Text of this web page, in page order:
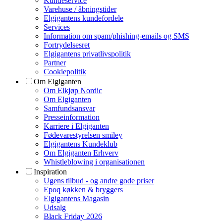
Varehuse / åbningstider
Elgigantens kundefordele
Services
Information om spam/phishing-emails og SMS
Fortrydelsesret
Elgigantens privatlivspolitik
Partner
Cookiepolitik
Om Elgiganten
Om Elkjøp Nordic
Om Elgiganten
Samfundsansvar
Presseinformation
Karriere i Elgiganten
Fødevarestyrelsen smiley
Elgigantens Kundeklub
Om Elgiganten Erhverv
Whistleblowing i organisationen
Inspiration
Ugens tilbud - og andre gode priser
Epoq køkken & bryggers
Elgigantens Magasin
Udsalg
Black Friday 2026